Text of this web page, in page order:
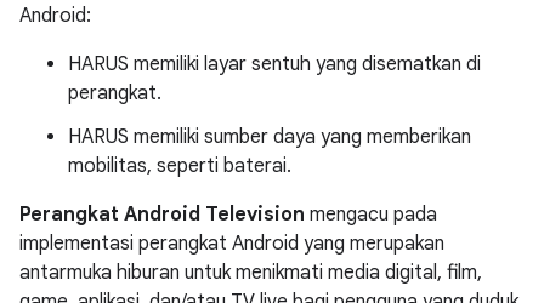
Android:
HARUS memiliki layar sentuh yang disematkan di
perangkat.
HARUS memiliki sumber daya yang memberikan
mobilitas, seperti baterai.
Perangkat Android Television mengacu pada
implementasi perangkat Android yang merupakan
antarmuka hiburan untuk menikmati media digital, film,